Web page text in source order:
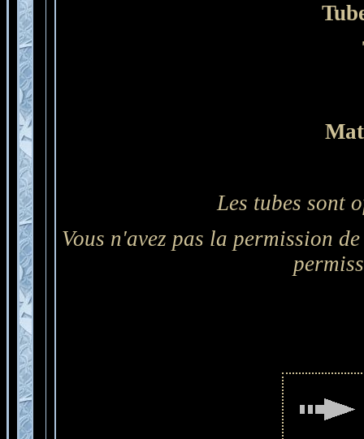
Les tubes sont
Vous n'avez pas la permission